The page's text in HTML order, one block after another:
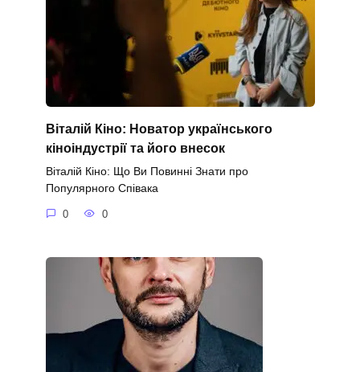
Віталій Кіно: Новатор українського
кіноіндустрії та його внесок
Віталій Кіно: Що Ви Повинні Знати про
Популярного Співака
0 0